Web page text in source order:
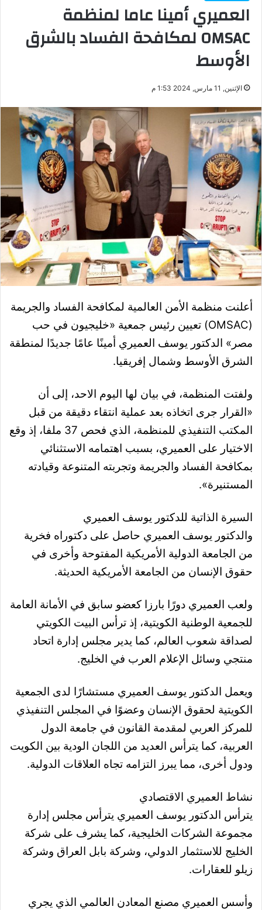
العميري أمينا عاما لمنظمة
OMSAC لمكافحة الفساد بالشرق
الأوسط
الإثنين, 11 مارس, 2024 1:53 م
أعلنت منظمة الأمن العالمية لمكافحة الفساد والجريمة
(OMSAC) تعيين رئيس جمعية «خليجيون في حب
مصر» الدكتور يوسف العميري أمينًا عامًا جديدًا لمنطقة
الشرق الأوسط وشمال إفريقيا.
ولفتت المنظمة، في بيان لها اليوم الاحد، إلى أن
«القرار جرى اتخاذه بعد عملية انتقاء دقيقة من قبل
المكتب التنفيذي للمنظمة، الذي فحص 37 ملفا، إذ وقع
الاختيار على العميري، بسبب اهتمامه الاستثنائي
بمكافحة الفساد والجريمة وتجربته المتنوعة وقيادته
المستنيرة».
السيرة الذاتية للدكتور يوسف العميري
والدكتور يوسف العميري حاصل على دكتوراه فخرية
من الجامعة الدولية الأمريكية المفتوحة وأخرى في
حقوق الإنسان من الجامعة الأمريكية الحديثة.
ولعب العميري دورًا بارزا كعضو سابق في الأمانة العامة
للجمعية الوطنية الكويتية، إذ ترأس البيت الكويتي
لصداقة شعوب العالم، كما يدير مجلس إدارة اتحاد
منتجي وسائل الإعلام العرب في الخليج.
ويعمل الدكتور يوسف العميري مستشارًا لدى الجمعية
الكويتية لحقوق الإنسان وعضوًا في المجلس التنفيذي
للمركز العربي لمقدمة القانون في جامعة الدول
العربية، كما يترأس العديد من اللجان الودية بين الكويت
ودول أخرى، مما يبرز التزامه تجاه العلاقات الدولية.
نشاط العميري الاقتصادي
يترأس الدكتور يوسف العميري يترأس مجلس إدارة
مجموعة الشركات الخليجية، كما يشرف على شركة
الخليج للاستثمار الدولي، وشركة بابل العراق وشركة
زيلو للعقارات.
وأسس العميري مصنع المعادن العالمي الذي يجري